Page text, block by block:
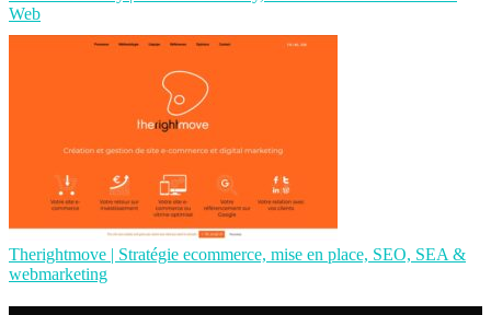
Web
Therightmo­ve | Stratégie ecommerce, mise en place, SEO, SEA &
web­mar­ke­ting